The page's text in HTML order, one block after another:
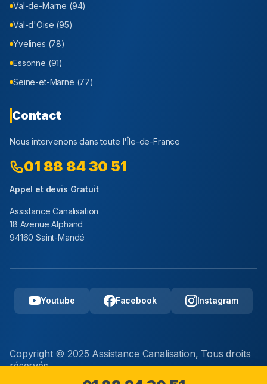
Val-de-Marne (94)
Val-d'Oise (95)
Yvelines (78)
Essonne (91)
Seine-et-Marne (77)
Contact
Nous intervenons dans toute l'Île-de-France
01 88 84 30 51
Appel et devis Gratuit
Assistance Canalisation
18 Avenue Alphand
94160 Saint-Mandé
Youtube Facebook Instagram
Copyright © 2025 Assistance Canalisation, Tous droits
réservés.
Mentions légales